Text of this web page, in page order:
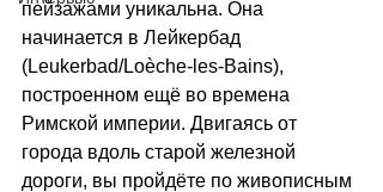
пейзажами уникальна. Она
начинается в Лейкербад
(Leukerbad/Loèche-les-Bains),
построенном ещё во времена
Римской империи. Двигаясь от
города вдоль старой железной
дороги, вы пройдёте по живописным